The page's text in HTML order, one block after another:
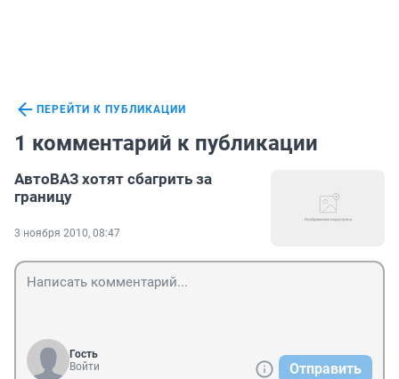
ПЕРЕЙТИ К ПУБЛИКАЦИИ
1 комментарий к публикации
АвтоВАЗ хотят сбагрить за
границу
3 ноября 2010, 08:47
Гость
Войти
Отправить